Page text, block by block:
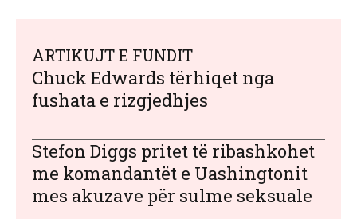
ARTIKUJT E FUNDIT
Chuck Edwards tërhiqet nga
fushata e rizgjedhjes
Stefon Diggs pritet të ribashkohet
me komandantët e Uashingtonit
mes akuzave për sulme seksuale